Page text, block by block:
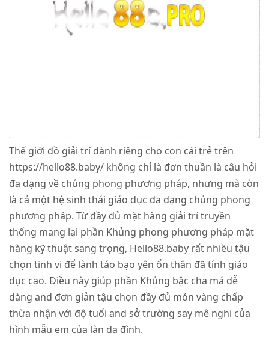
Thế giới đồ giải trí dành riêng cho con cái trẻ trên
https://hello88.baby/ không chỉ là đơn thuần là câu hỏi
đa dạng về chủng phong phương pháp, nhưng mà còn
là cả một hệ sinh thái giáo dục đa dạng chủng phong
phương pháp. Từ đầy đủ mặt hàng giải trí truyền
thống mang lại phần Khủng phong phương pháp mặt
hàng kỹ thuật sang trọng, Hello88.baby rất nhiều tậu
chọn tinh vi để lành táo bạo yên ổn thân đã tính giáo
dục cao. Điều này giúp phần Khủng bậc cha má dễ
dàng and đơn giản tậu chọn đầy đủ món vàng chấp
thừa nhận với độ tuổi and sở trường say mê nghi của
hình mẫu em của làn da đình.